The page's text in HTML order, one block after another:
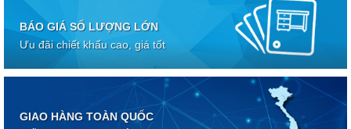
BÁO GIÁ SỐ LƯỢNG LỚN
Ưu đãi chiết khấu cao, giá tốt
GIAO HÀNG TOÀN QUỐC